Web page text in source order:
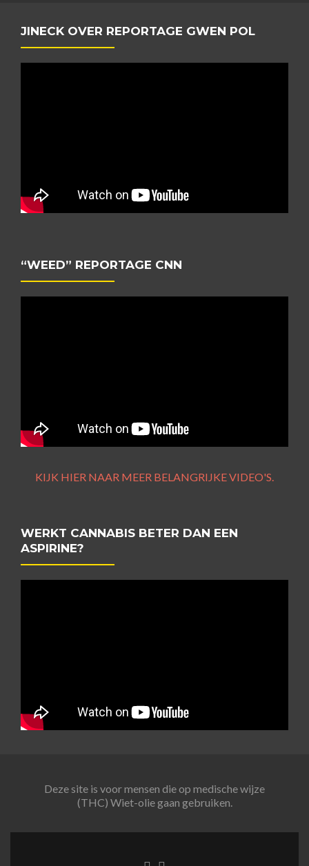
JINECK OVER REPORTAGE GWEN POL
“WEED” REPORTAGE CNN
KIJK HIER NAAR MEER BELANGRIJKE VIDEO'S.
WERKT CANNABIS BETER DAN EEN
ASPIRINE?
Deze site is voor mensen die op medische wijze
(THC) Wiet-olie gaan gebruiken.